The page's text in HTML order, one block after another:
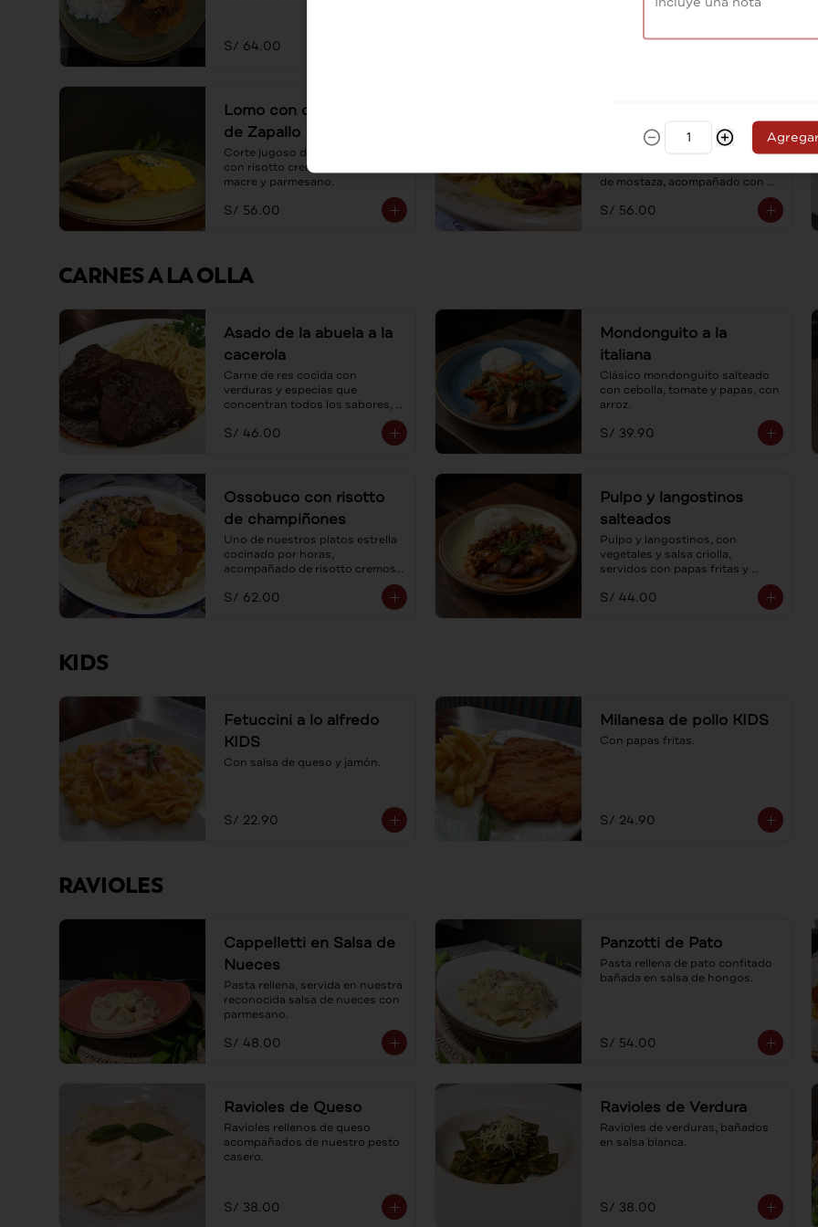
S/ 64.00 S/ 52.00
Lomo con con Risotto
de Zapallo
Corte jugoso de lomo servido
con risotto cremoso de zapallo
macre y parmesano.
S/ 56.00
crocante
Medallón de lomo coronado con
de mostaza, acompañado con
spaghetti al ajo y aceite de oliva.
S/ 56.00
CARNES A LA OLLA
Asado de la abuela a la
cacerola
Carne de res cocida con
verduras y especias que
concentran todos los sabores,
acompañada con spaguetti a la
mantequilla.
S/ 46.00
Mondonguito a la
italiana
Clásico mondonguito salteado
con cebolla, tomate y papas, con
arroz.
S/ 39.90
Ossobuco con risotto
de champiñones
Uno de nuestros platos estrella
cocinado por horas,
acompañado de risotto cremoso
parmesano.
S/ 62.00
Pulpo y langostinos
salteados
Pulpo y langostinos, con
vegetales y salsa criolla,
servidos con papas fritas y
arroz. Al estilo lomo saltado, un
mar de sabores.
S/ 44.00
KIDS
Fetuccini a lo alfredo
KIDS
Con salsa de queso y jamón.
S/ 22.90
Milanesa de pollo KIDS
Con papas fritas.
S/ 24.90
RAVIOLES
Cappelletti en Salsa de
Nueces
Pasta rellena, servida en nuestra
reconocida salsa de nueces con
parmesano.
S/ 48.00
Panzotti de Pato
Pasta rellena de pato confitado
bañada en salsa de hongos.
S/ 54.00
Ravioles de Queso
Ravioles rellenos de queso
acompañados de nuestro pesto
casero.
S/ 38.00
Ravioles de Verdura
Ravioles de verduras, bañados
en salsa blanca.
S/ 38.00